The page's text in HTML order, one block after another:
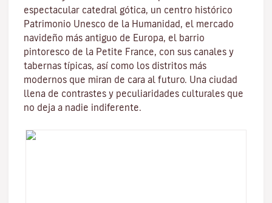
espectacular catedral gótica, un centro histórico
Patrimonio Unesco de la Humanidad, el mercado
navideño más antiguo de Europa, el barrio
pintoresco de la Petite France, con sus canales y
tabernas típicas, así como los distritos más
modernos que miran de cara al futuro. Una ciudad
llena de contrastes y peculiaridades culturales que
no deja a nadie indiferente.